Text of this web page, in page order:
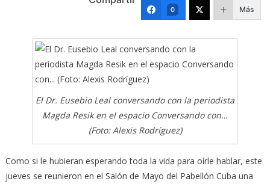
0 Más
El Dr. Eusebio Leal conversando con la periodista
Magda Resik en el espacio Conversando con…
(Foto: Alexis Rodríguez)
Como si le hubieran esperando toda la vida para oírle hablar, este
jueves se reunieron en el Salón de Mayo del Pabellón Cuba una